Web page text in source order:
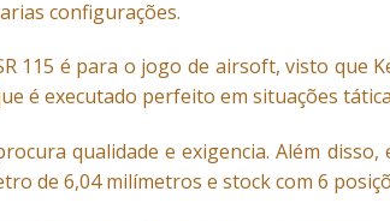
configurações.
115 é para o jogo de airsoft, visto que
é executado perfeito em situações
qualidade e exigencia. Além
de 6,04 milímetros e stock com 6